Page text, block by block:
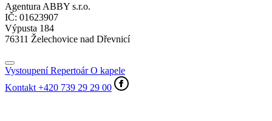
Agentura ABBY s.r.o.
IČ: 01623907
Výpusta 184
76311 Želechovice nad Dřevnicí
VystoupeníRepertoárO kapele
Kontakt +420 739 29 29 00